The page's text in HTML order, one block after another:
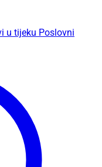
u tijeku Poslovni